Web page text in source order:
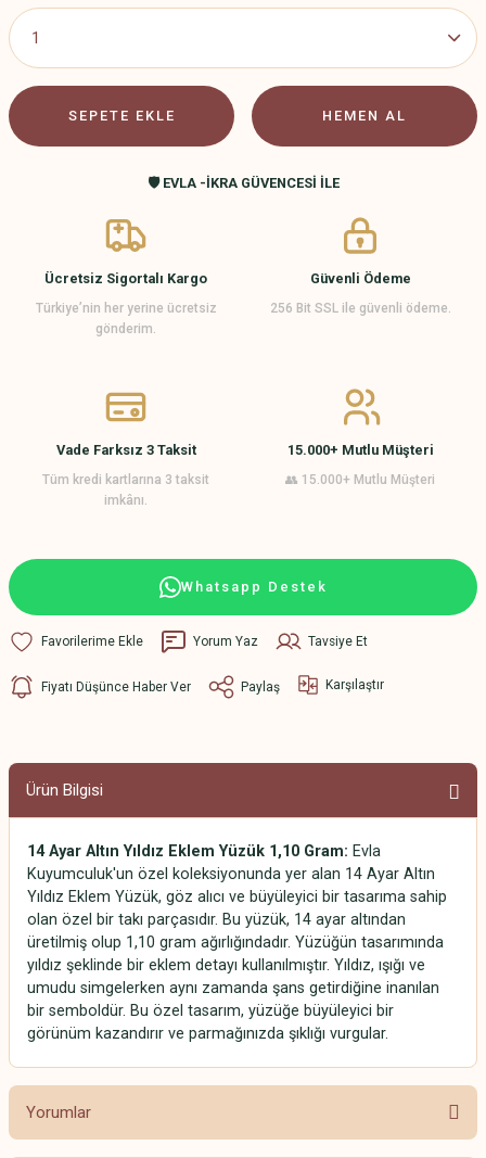
SEPETE EKLE HEMEN AL
🛡️ EVLA -İKRA GÜVENCESİ İLE
Ücretsiz Sigortalı Kargo
Türkiye’nin her yerine ücretsiz
gönderim.
Güvenli Ödeme
256 Bit SSL ile güvenli ödeme.
Vade Farksız 3 Taksit
Tüm kredi kartlarına 3 taksit
imkânı.
15.000+ Mutlu Müşteri
👥 15.000+ Mutlu Müşteri
Whatsapp Destek
Yorum Yaz Tavsiye Et
Fiyatı Düşünce Haber Ver Paylaş Karşılaştır
Ürün Bilgisi
14 Ayar Altın Yıldız Eklem Yüzük 1,10 Gram: Evla
Kuyumculuk'un özel koleksiyonunda yer alan 14 Ayar Altın
Yıldız Eklem Yüzük, göz alıcı ve büyüleyici bir tasarıma sahip
olan özel bir takı parçasıdır. Bu yüzük, 14 ayar altından
üretilmiş olup 1,10 gram ağırlığındadır. Yüzüğün tasarımında
yıldız şeklinde bir eklem detayı kullanılmıştır. Yıldız, ışığı ve
umudu simgelerken aynı zamanda şans getirdiğine inanılan
bir semboldür. Bu özel tasarım, yüzüğe büyüleyici bir
görünüm kazandırır ve parmağınızda şıklığı vurgular.
Yorumlar